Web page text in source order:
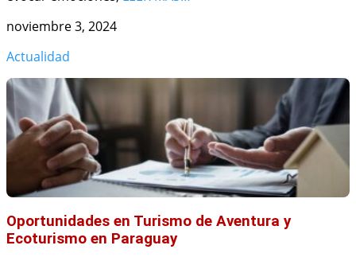
noviembre 3, 2024
Actualidad
Oportunidades en Turismo de Aventura y
Ecoturismo en Paraguay